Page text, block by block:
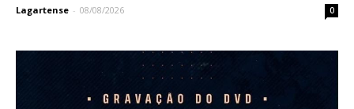
Lagartense - 08/08/2026 0